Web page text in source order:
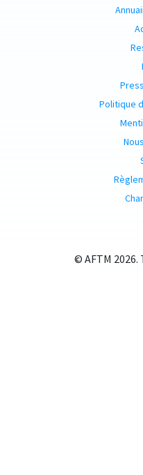
Politique
© AFTM 2026.